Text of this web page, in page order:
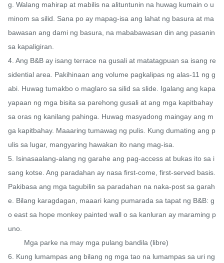
g. Walang mahirap at mabilis na alituntunin na huwag kumain o u
minom sa silid. Sana po ay mapag-isa ang lahat ng basura at ma
bawasan ang dami ng basura, na mababawasan din ang pasanin
sa kapaligiran.
4. Ang B&B ay isang terrace na gusali at matatagpuan sa isang re
sidential area. Pakihinaan ang volume pagkalipas ng alas-11 ng g
abi. Huwag tumakbo o maglaro sa silid sa slide. Igalang ang kapa
yapaan ng mga bisita sa parehong gusali at ang mga kapitbahay
sa oras ng kanilang pahinga. Huwag masyadong maingay ang m
ga kapitbahay. Maaaring tumawag ng pulis. Kung dumating ang p
ulis sa lugar, mangyaring hawakan ito nang mag-isa.
5. Isinasaalang-alang ng garahe ang pag-access at bukas ito sa i
sang kotse. Ang paradahan ay nasa first-come, first-served basis.
Pakibasa ang mga tagubilin sa paradahan na naka-post sa garah
e. Bilang karagdagan, maaari kang pumarada sa tapat ng B&B: g
o east sa hope monkey painted wall o sa kanluran ay maraming p
uno.
6. Kung lumampas ang bilang ng mga tao na lumampas sa uri ng